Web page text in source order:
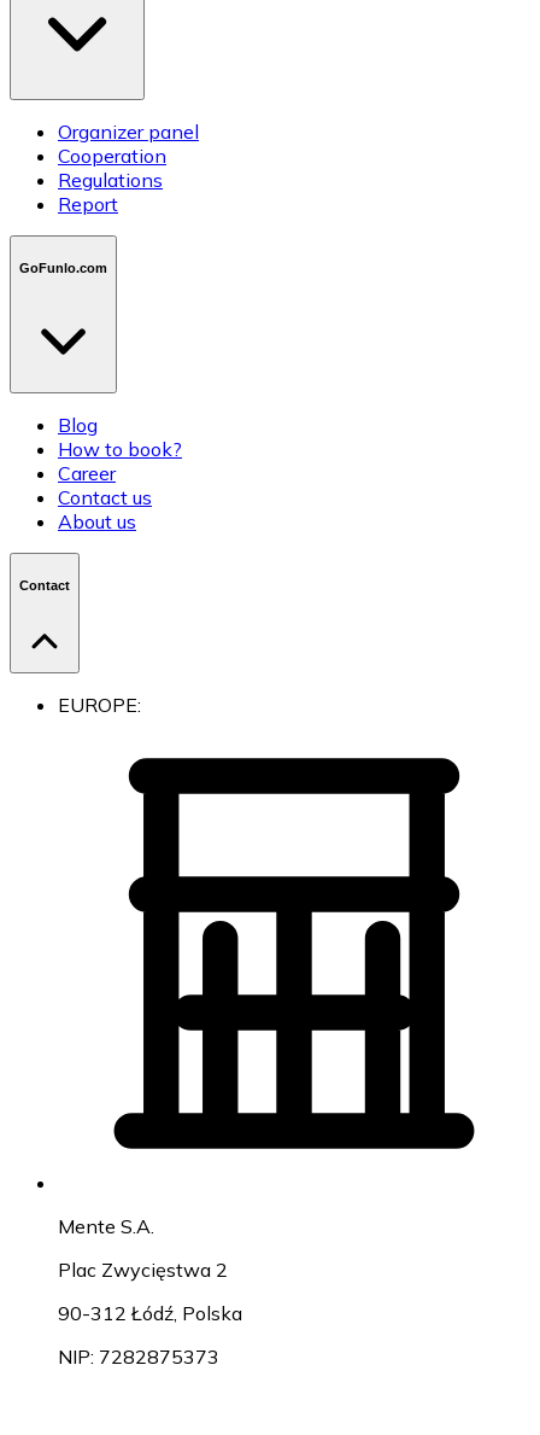
Organizer panel
Cooperation
Regulations
Report
GoFunlo.com
Blog
How to book?
Career
Contact us
About us
Contact
EUROPE:
Mente S.A.
Plac Zwycięstwa 2
90-312 Łódź, Polska
NIP: 7282875373